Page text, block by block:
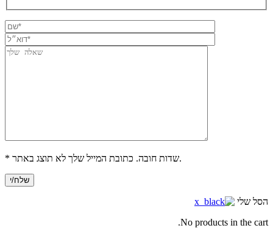
* שדות חובה. כתובת המייל שלך לא תוצג באתר.
הסל שלי
No products in the cart.